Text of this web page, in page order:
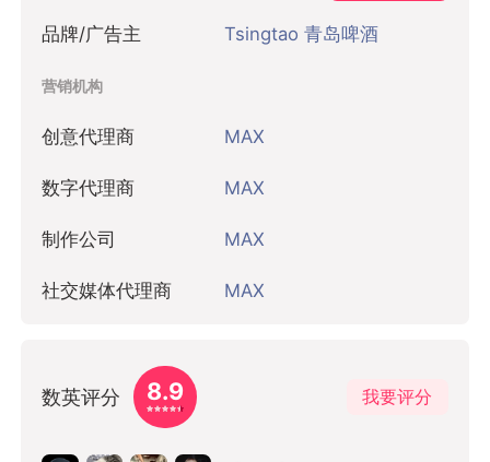
品牌/广告主 Tsingtao 青岛啤酒
营销机构
创意代理商 MAX
数字代理商 MAX
制作公司 MAX
社交媒体代理商 MAX
数英评分 8.9 我要评分